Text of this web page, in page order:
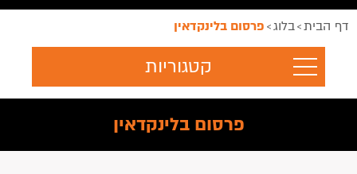
דף הבית>בלוג> פרסום בלינקדאין
קטגוריות
פרסום בלינקדאין